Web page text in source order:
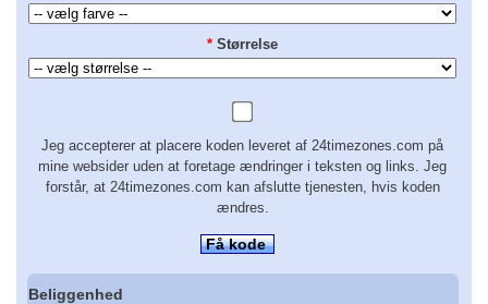
* Størrelse
Jeg accepterer at placere koden leveret af 24timezones.com på
mine websider uden at foretage ændringer i teksten og links. Jeg
forstår, at 24timezones.com kan afslutte tjenesten, hvis koden
ændres.
Få kode
Beliggenhed